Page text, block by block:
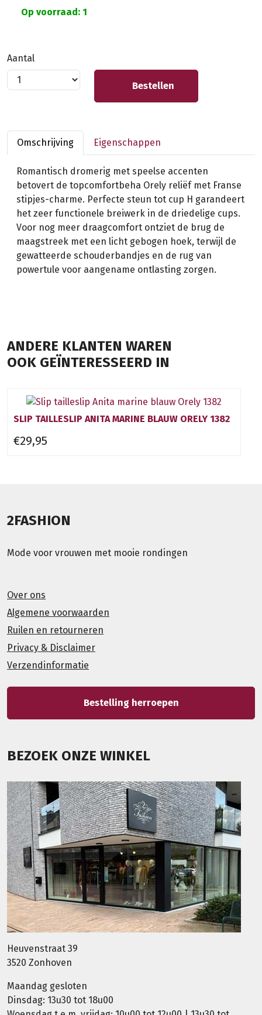
Op voorraad: 1
Aantal
Bestellen
Omschrijving Eigenschappen
Romantisch dromerig met speelse accenten
betovert de topcomfortbeha Orely reliëf met Franse
stipjes-charme. Perfecte steun tot cup H garandeert
het zeer functionele breiwerk in de driedelige cups.
Voor nog meer draagcomfort ontziet de brug de
maagstreek met een licht gebogen hoek, terwijl de
gewatteerde schouderbandjes en de rug van
powertule voor aangename ontlasting zorgen.
ANDERE KLANTEN WAREN
OOK GEÏNTERESSEERD IN
SLIP TAILLESLIP ANITA MARINE BLAUW ORELY 1382
€29,95
2FASHION
Mode voor vrouwen met mooie rondingen
Over ons
Algemene voorwaarden
Ruilen en retourneren
Privacy & Disclaimer
Verzendinformatie
Bestelling herroepen
BEZOEK ONZE WINKEL
Heuvenstraat 39
3520 Zonhoven
Maandag gesloten
Dinsdag: 13u30 tot 18u00